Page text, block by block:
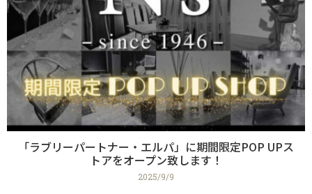
「ラブリーパートナー・エルパ」に期間限定POP UPス
トアをオープン致します！
2025/9/9